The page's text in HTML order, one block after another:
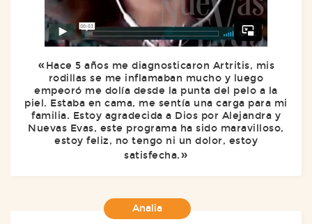
Hace 5 años me diagnosticaron Artritis, mis
rodillas se me inflamaban mucho y luego
empeoró me dolía desde la punta del pelo a la
piel. Estaba en cama, me sentía una carga para mi
familia. Estoy agradecida a Dios por Alejandra y
Nuevas Evas, este programa ha sido maravilloso,
estoy feliz, no tengo ni un dolor, estoy
satisfecha.
Analia